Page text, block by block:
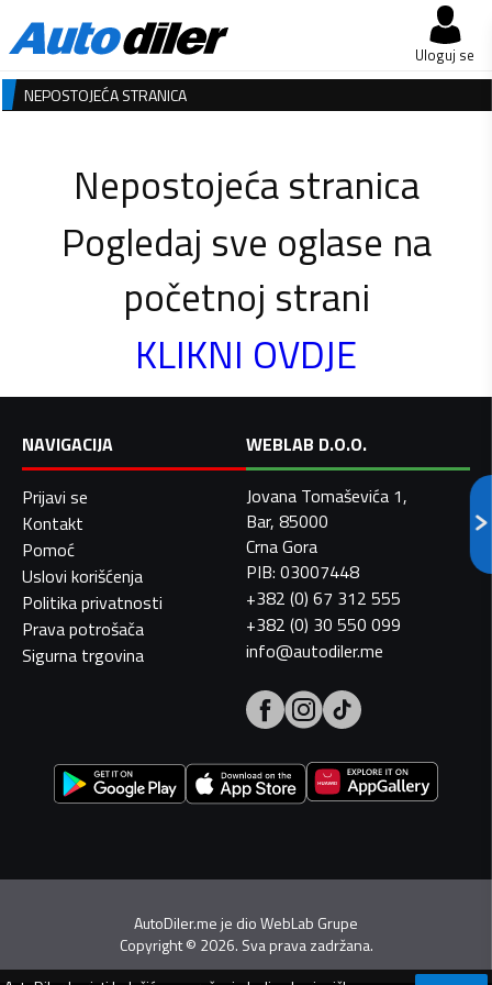
Uloguj se
NEPOSTOJEĆA STRANICA
Nepostojeća stranica
Pogledaj sve oglase na
početnoj strani
KLIKNI OVDJE
NAVIGACIJA
Prijavi se
Kontakt
Pomoć
Uslovi korišćenja
Politika privatnosti
Prava potrošača
Sigurna trgovina
WEBLAB D.O.O.
Jovana Tomaševića 1,
Bar, 85000
Crna Gora
PIB: 03007448
+382 (0) 67 312 555
+382 (0) 30 550 099
info@autodiler.me
AutoDiler.me je dioWebLab Grupe
Copyright© 2026. Sva prava zadržana.